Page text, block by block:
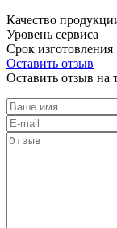
Качество
Уровень сервиса
Срок изготовления
Оставить отзыв
Оставить отзыв на